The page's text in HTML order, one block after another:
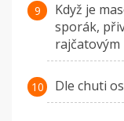
Když je
sporák,
Dle chuti